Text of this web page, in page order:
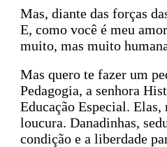
Mas, diante das forças
E, como você é meu
muito, mas muito
Mas quero te fazer um
Pedagogia, a senhora
Educação Especial.
loucura. Danadinhas,
condição e a liberdade